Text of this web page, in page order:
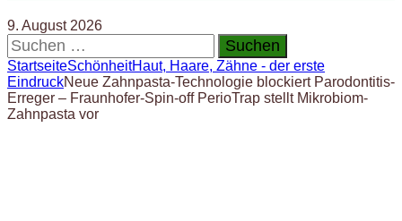
9. August 2026
Suchen
nach:
StartseiteSchönheitHaut, Haare, Zähne - der erste
EindruckNeue Zahnpasta-Technologie blockiert Parodontitis-
Erreger – Fraunhofer-Spin-off PerioTrap stellt Mikrobiom-
Zahnpasta vor